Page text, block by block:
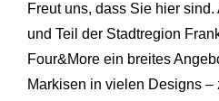
Freut uns, dass Sie hier
und Teil der Stadtregion
Four&More ein breites
Markisen in vielen Designs